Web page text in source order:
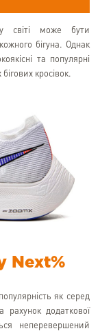
у світі може бути
бігуна. Однак
та популярні
кросівок.
Next%
як серед
рахунок додаткової
неперевершений